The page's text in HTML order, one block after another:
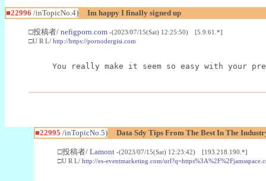
■22996 /inTopicNo.4) Im happy I finally signed up
□投稿者/ nefigporn.com -(2023/07/15(Sat) 12:25:50) [5.9.61.*]
□U R L/ http://https://pornodergisi.com
You really make it seem so easy with your
■22995 /inTopicNo.5) Data Sdy Tips From The Best In The
□投稿者/ Lamont -(2023/07/15(Sat) 12:23:42) [193.218.190.*]
□U R L/ http://es-eventmarketing.com/